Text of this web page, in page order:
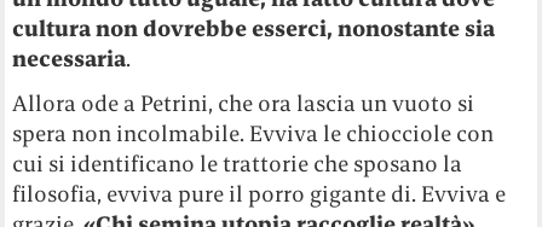
cultura non dovrebbe esserci, nonostante sia
necessaria.
Allora ode a Petrini, che ora lascia un vuoto si
spera non incolmabile. Evviva le chiocciole con
cui si identificano le trattorie che sposano la
filosofia, evviva pure il porro gigante di. Evviva e